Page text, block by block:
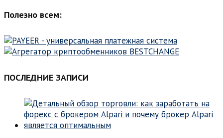
Полезно всем:
ПОСЛЕДНИЕ ЗАПИСИ